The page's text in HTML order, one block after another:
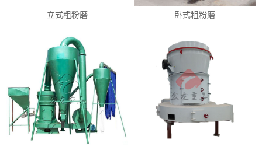
立式粗粉磨 卧式粗粉磨